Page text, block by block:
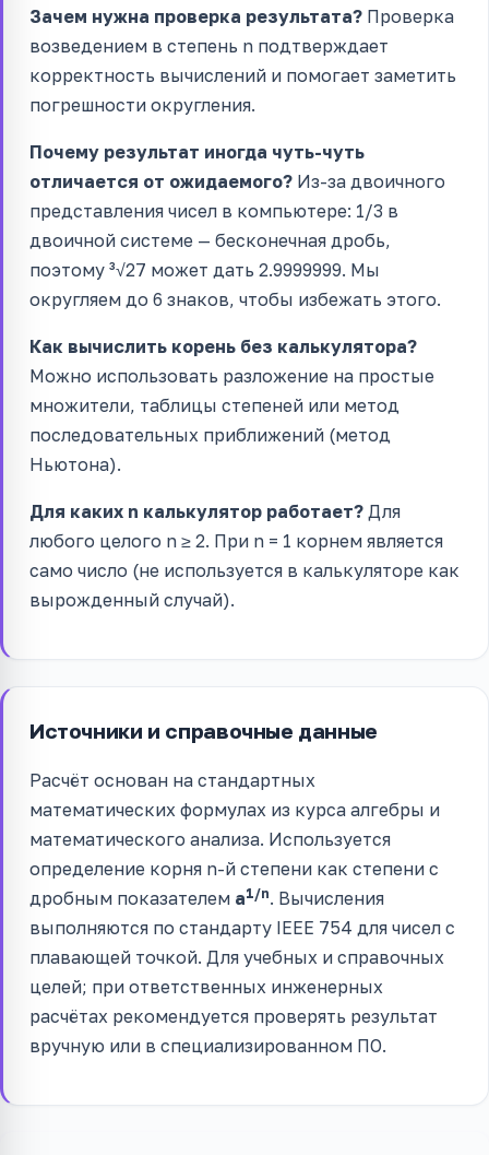
Зачем нужна проверка результата? Проверка
возведением в степень n подтверждает
корректность вычислений и помогает заметить
погрешности округления.
Почему результат иногда чуть-чуть
отличается от ожидаемого? Из-за двоичного
представления чисел в компьютере: 1/3 в
двоичной системе — бесконечная дробь,
поэтому ³√27 может дать 2.9999999. Мы
округляем до 6 знаков, чтобы избежать этого.
Как вычислить корень без калькулятора?
Можно использовать разложение на простые
множители, таблицы степеней или метод
последовательных приближений (метод
Ньютона).
Для каких n калькулятор работает? Для
любого целого n ≥ 2. При n = 1 корнем является
само число (не используется в калькуляторе как
вырожденный случай).
Источники и справочные данные
Расчёт основан на стандартных
математических формулах из курса алгебры и
математического анализа. Используется
определение корня n-й степени как степени с
дробным показателем a1/n. Вычисления
выполняются по стандарту IEEE 754 для чисел с
плавающей точкой. Для учебных и справочных
целей; при ответственных инженерных
расчётах рекомендуется проверять результат
вручную или в специализированном ПО.